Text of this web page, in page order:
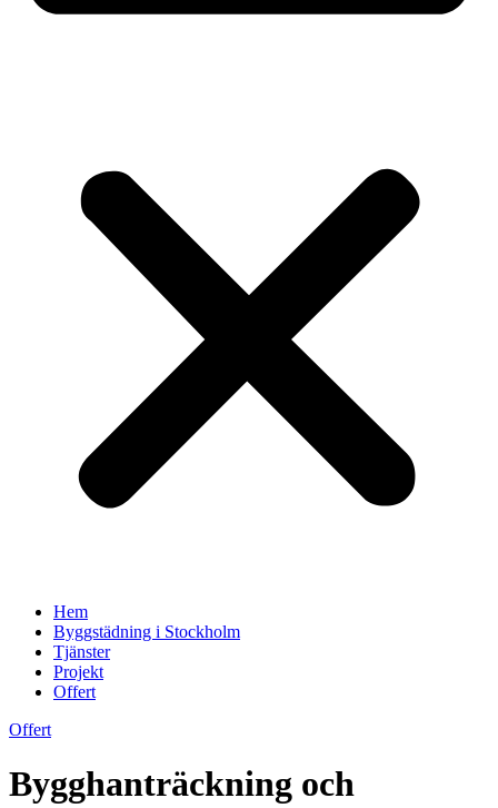
Hem
Byggstädning i Stockholm
Tjänster
Projekt
Offert
Offert
Bygghanträckning och